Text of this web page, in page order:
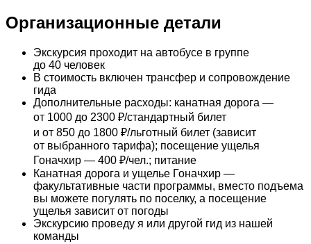
Организационные детали
Экскурсия проходит на автобусе в группе
до 40 человек
В стоимость включен трансфер и сопровождение
гида
Дополнительные расходы: канатная дорога —
от 1000 до 2300 ₽/стандартный билет
и от 850 до 1800 ₽/льготный билет (зависит
от выбранного тарифа); посещение ущелья
Гоначхир — 400 ₽/чел.; питание
Канатная дорога и ущелье Гоначхир —
факультативные части программы, вместо подъема
вы можете погулять по поселку, а посещение
ущелья зависит от погоды
Экскурсию проведу я или другой гид из нашей
команды